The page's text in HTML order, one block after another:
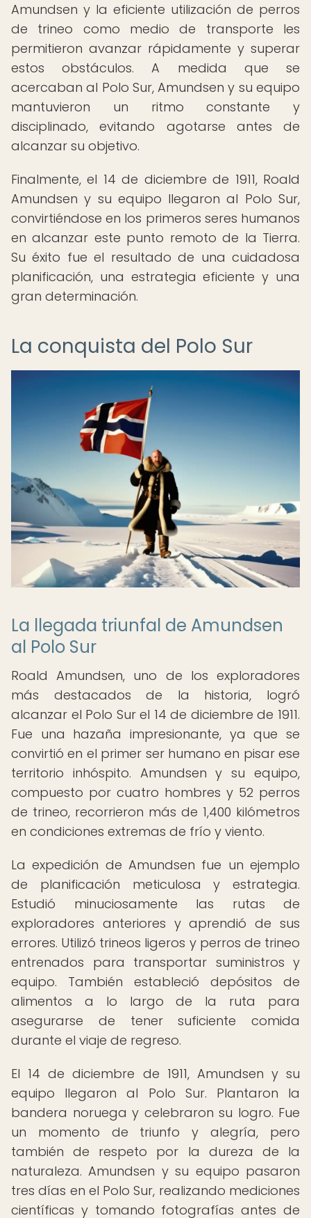
Amundsen y la eficiente utilización de perros
de trineo como medio de transporte les
permitieron avanzar rápidamente y superar
estos obstáculos. A medida que se
acercaban al Polo Sur, Amundsen y su equipo
mantuvieron un ritmo constante y
disciplinado, evitando agotarse antes de
alcanzar su objetivo.
Finalmente, el 14 de diciembre de 1911, Roald
Amundsen y su equipo llegaron al Polo Sur,
convirtiéndose en los primeros seres humanos
en alcanzar este punto remoto de la Tierra.
Su éxito fue el resultado de una cuidadosa
planificación, una estrategia eficiente y una
gran determinación.
La conquista del Polo Sur
La llegada triunfal de Amundsen
al Polo Sur
Roald Amundsen, uno de los exploradores
más destacados de la historia, logró
alcanzar el Polo Sur el 14 de diciembre de 1911.
Fue una hazaña impresionante, ya que se
convirtió en el primer ser humano en pisar ese
territorio inhóspito. Amundsen y su equipo,
compuesto por cuatro hombres y 52 perros
de trineo, recorrieron más de 1,400 kilómetros
en condiciones extremas de frío y viento.
La expedición de Amundsen fue un ejemplo
de planificación meticulosa y estrategia.
Estudió minuciosamente las rutas de
exploradores anteriores y aprendió de sus
errores. Utilizó trineos ligeros y perros de trineo
entrenados para transportar suministros y
equipo. También estableció depósitos de
alimentos a lo largo de la ruta para
asegurarse de tener suficiente comida
durante el viaje de regreso.
El 14 de diciembre de 1911, Amundsen y su
equipo llegaron al Polo Sur. Plantaron la
bandera noruega y celebraron su logro. Fue
un momento de triunfo y alegría, pero
también de respeto por la dureza de la
naturaleza. Amundsen y su equipo pasaron
tres días en el Polo Sur, realizando mediciones
científicas y tomando fotografías antes de